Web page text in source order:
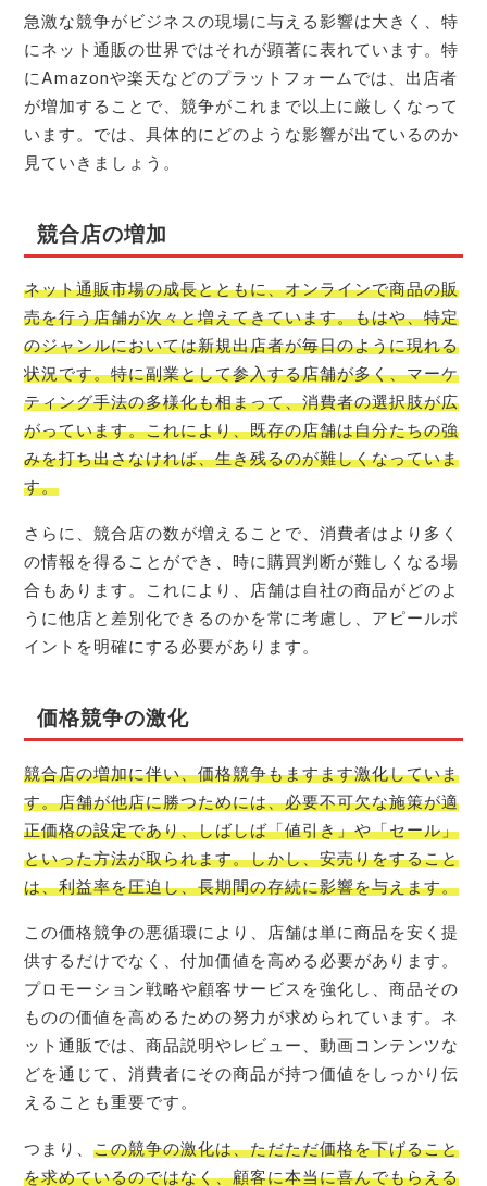
急激な競争がビジネスの現場に与える影響は大きく、特
にネット通販の世界ではそれが顕著に表れています。特
にAmazonや楽天などのプラットフォームでは、出店者
が増加することで、競争がこれまで以上に厳しくなって
います。では、具体的にどのような影響が出ているのか
見ていきましょう。
競合店の増加
ネット通販市場の成長とともに、オンラインで商品の販
売を行う店舗が次々と増えてきています。もはや、特定
のジャンルにおいては新規出店者が毎日のように現れる
状況です。特に副業として参入する店舗が多く、マーケ
ティング手法の多様化も相まって、消費者の選択肢が広
がっています。これにより、既存の店舗は自分たちの強
みを打ち出さなければ、生き残るのが難しくなっていま
す。
さらに、競合店の数が増えることで、消費者はより多く
の情報を得ることができ、時に購買判断が難しくなる場
合もあります。これにより、店舗は自社の商品がどのよ
うに他店と差別化できるのかを常に考慮し、アピールポ
イントを明確にする必要があります。
価格競争の激化
競合店の増加に伴い、価格競争もますます激化していま
す。店舗が他店に勝つためには、必要不可欠な施策が適
正価格の設定であり、しばしば「値引き」や「セール」
といった方法が取られます。しかし、安売りをすること
は、利益率を圧迫し、長期間の存続に影響を与えます。
この価格競争の悪循環により、店舗は単に商品を安く提
供するだけでなく、付加価値を高める必要があります。
プロモーション戦略や顧客サービスを強化し、商品その
ものの価値を高めるための努力が求められています。ネ
ット通販では、商品説明やレビュー、動画コンテンツな
どを通じて、消費者にその商品が持つ価値をしっかり伝
えることも重要です。
つまり、この競争の激化は、ただただ価格を下げること
を求めているのではなく、顧客に本当に喜んでもらえる